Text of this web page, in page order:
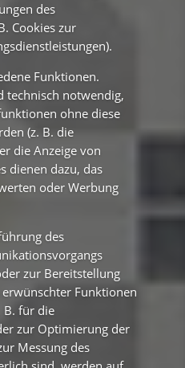
des
Cookies zur
Funktionen.
technisch notwendig,
ohne diese
(z. B. die
die Anzeige von
dienen dazu, das
oder Werbung
des
zur Bereitstellung
Funktionen
B. für die
zur Optimierung der
Messung des